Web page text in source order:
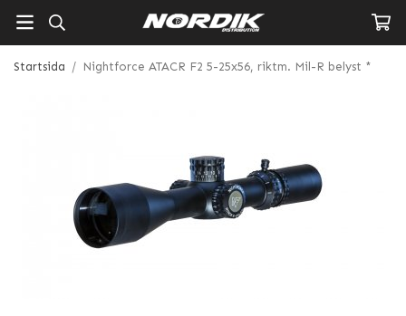
Startsida / Nightforce ATACR F2 5-25x56, riktm. Mil-R belyst *